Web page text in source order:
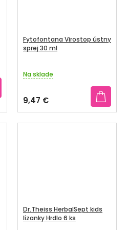
Fytofontana Virostop ústny
sprej 30 ml
Na sklade
9,47 €
Dr.Theiss HerbalSept kids
lízanky Hrdlo 6 ks